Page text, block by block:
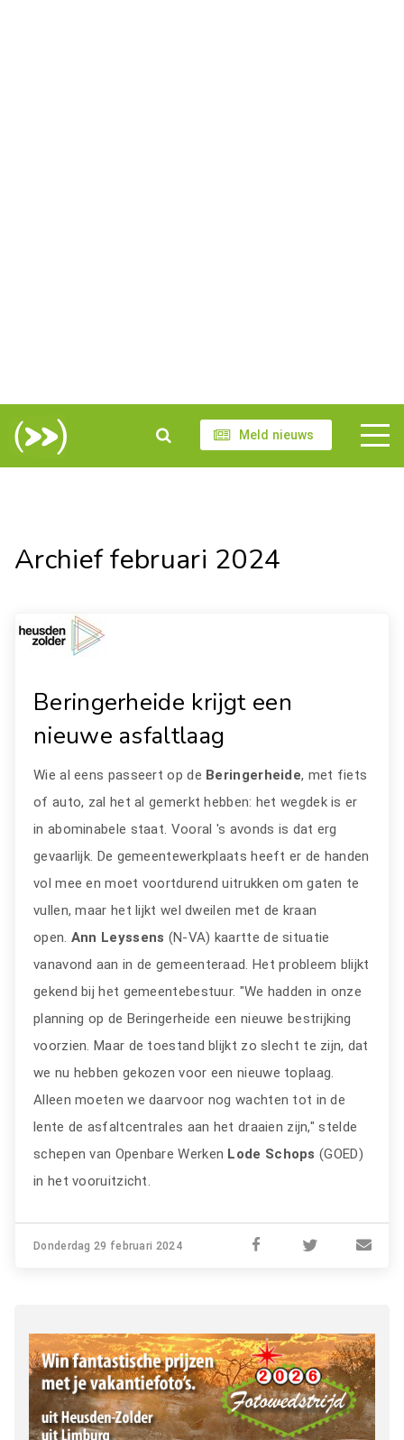
Meld nieuws
Archief februari 2024
Beringerheide krijgt een
nieuwe asfaltlaag
Wie al eens passeert op de Beringerheide, met fiets
of auto, zal het al gemerkt hebben: het wegdek is er
in abominabele staat. Vooral 's avonds is dat erg
gevaarlijk. De gemeentewerkplaats heeft er de handen
vol mee en moet voortdurend uitrukken om gaten te
vullen, maar het lijkt wel dweilen met de kraan
open. Ann Leyssens (N-VA) kaartte de situatie
vanavond aan in de gemeenteraad. Het probleem blijkt
gekend bij het gemeentebestuur. "We hadden in onze
planning op de Beringerheide een nieuwe bestrijking
voorzien. Maar de toestand blijkt zo slecht te zijn, dat
we nu hebben gekozen voor een nieuwe toplaag.
Alleen moeten we daarvoor nog wachten tot in de
lente de asfaltcentrales aan het draaien zijn," stelde
schepen van Openbare Werken Lode Schops (GOED)
in het vooruitzicht.
Donderdag 29 februari 2024